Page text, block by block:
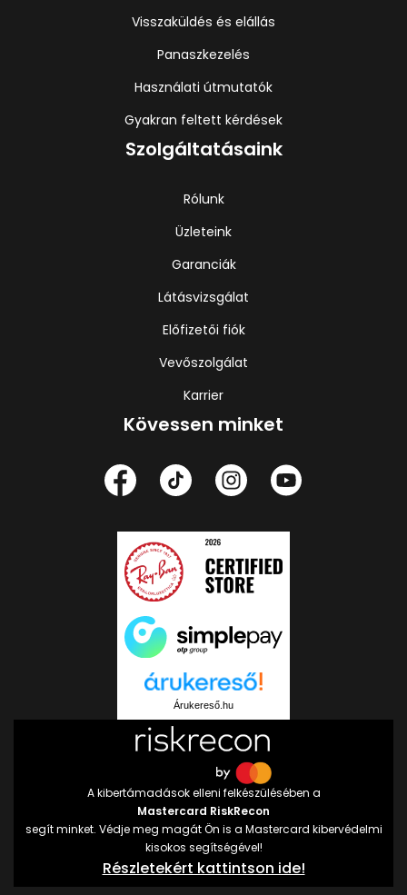
Visszaküldés és elállás
Panaszkezelés
Használati útmutatók
Gyakran feltett kérdések
Szolgáltatásaink
Rólunk
Üzleteink
Garanciák
Látásvizsgálat
Előfizetői fiók
Vevőszolgálat
Karrier
Kövessen minket
Árukereső.hu
A kibertámadások elleni felkészülésében a
Mastercard RiskRecon
segít minket. Védje meg magát Ön is a Mastercard kibervédelmi
kisokos segítségével!
Részletekért kattintson ide!